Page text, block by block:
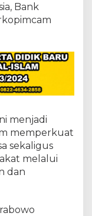
Bank
menjadi
memperkuat
sekaligus
melalui
dan